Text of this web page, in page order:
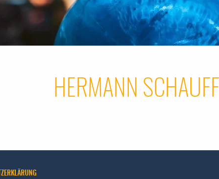
HERMANN SCHAUFF